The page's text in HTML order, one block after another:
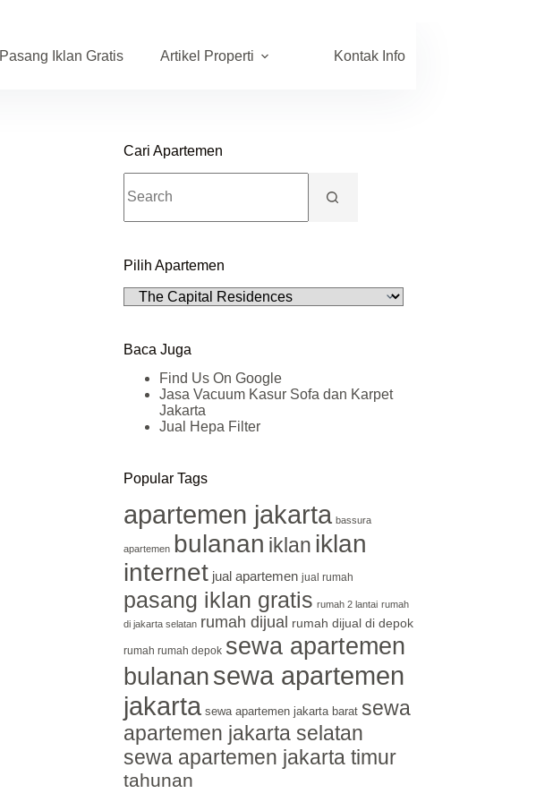
Pasang Iklan Gratis Artikel Properti Kontak Info
Cari Apartemen
results
Pilih Apartemen
Pilih
Apartemen
Baca Juga
Find Us On Google
Jasa Vacuum Kasur Sofa dan Karpet
Jakarta
Jual Hepa Filter
Popular Tags
apartemen jakarta bassura
apartemen bulanan iklan iklan
internet jual apartemen jual rumah
pasang iklan gratis rumah 2 lantai rumah
di jakarta selatan rumah dijual rumah dijual di depok
rumah rumah depok sewa apartemen
bulanansewa apartemen
jakarta sewa apartemen jakarta barat sewa
apartemen jakarta selatan
sewa apartemen jakarta timur
tahunan